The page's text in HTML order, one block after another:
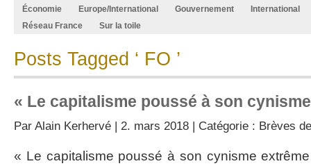
Économie
Europe/International Gouvernement
International
Réseau France
Sur la toile
Posts Tagged ‘ FO ’
« Le capitalisme poussé à son
Par Alain Kerhervé | 2. mars 2018 | Catégorie : Brèves
« Le capitalisme poussé à son cynisme